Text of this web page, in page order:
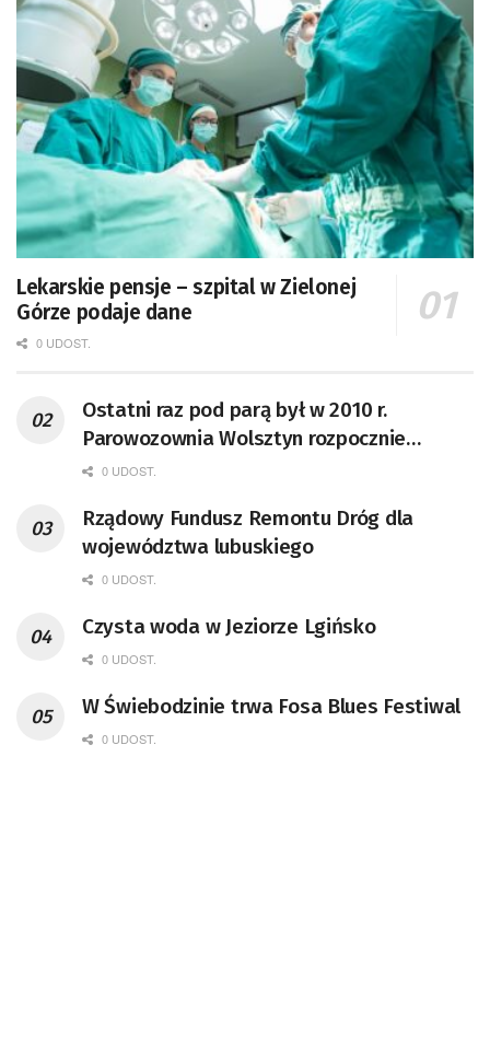
Lekarskie pensje – szpital w Zielonej
Górze podaje dane
0 UDOST.
Ostatni raz pod parą był w 2010 r.
Parowozownia Wolsztyn rozpocznie
remont unikatowego Tr5-65
0 UDOST.
Rządowy Fundusz Remontu Dróg dla
województwa lubuskiego
0 UDOST.
Czysta woda w Jeziorze Lgińsko
0 UDOST.
W Świebodzinie trwa Fosa Blues Festiwal
0 UDOST.